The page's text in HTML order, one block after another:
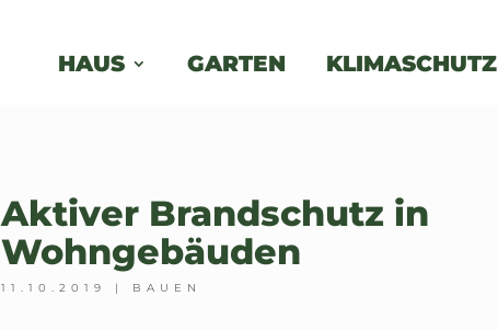
HAUS GARTEN KLIMASCHUTZ
Aktiver Brandschutz in
Wohngebäuden
11.10.2019 | BAUEN